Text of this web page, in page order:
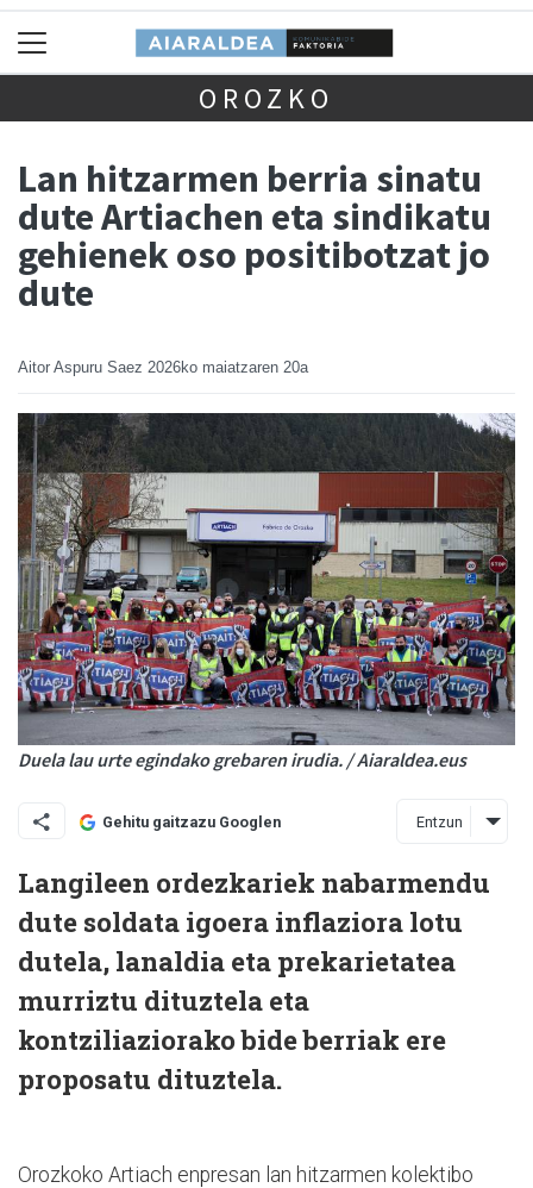
OROZKO
Lan hitzarmen berria sinatu
dute Artiachen eta sindikatu
gehienek oso positibotzat jo
dute
Aitor Aspuru Saez 2026ko maiatzaren 20a
Duela lau urte egindako grebaren irudia. / Aiaraldea.eus
Gehitu gaitzazu Googlen Entzun
Langileen ordezkariek nabarmendu
dute soldata igoera inflaziora lotu
dutela, lanaldia eta prekarietatea
murriztu dituztela eta
kontziliaziorako bide berriak ere
proposatu dituztela.
Orozkoko Artiach enpresan lan hitzarmen kolektibo